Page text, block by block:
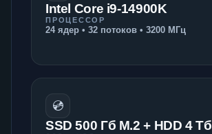
Intel Core i9-14900K
ПРОЦЕССОР
24 ядер • 32 потоков • 3200 МГц
💿
SSD 500 Гб M.2 + HDD 4 Тб